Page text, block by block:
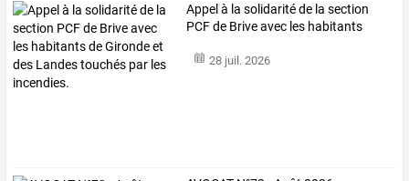
Appel à la solidaritéde la section
PCFde Briveavec les habitants
28 juil. 2026